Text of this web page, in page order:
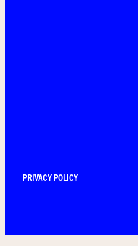
PRIVACY POLICY